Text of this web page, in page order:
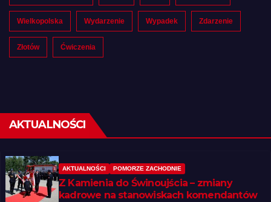
Wielkopolska Wydarzenie Wypadek Zdarzenie
Złotów Ćwiczenia
AKTUALNOŚCI
AKTUALNOŚCI POMORZE ZACHODNIE
Z Kamienia do Świnoujścia – zmiany
kadrowe na stanowiskach komendantów